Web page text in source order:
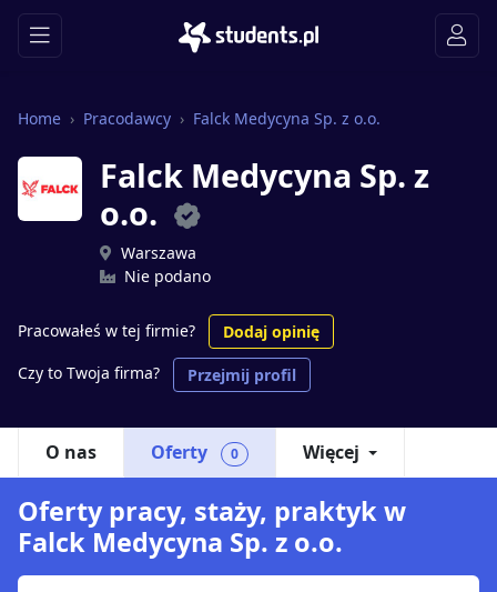
Home Pracodawcy Falck Medycyna Sp. z o.o.
Falck Medycyna Sp. z
o.o.
Warszawa
Nie podano
Pracowałeś w tej firmie?
Dodaj opinię
Czy to Twoja firma?
Przejmij profil
O nas Oferty 0 Więcej
Oferty pracy, staży, praktyk w
Falck Medycyna Sp. z o.o.